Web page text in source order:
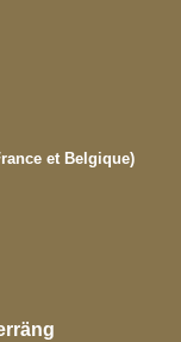
et Belgique)